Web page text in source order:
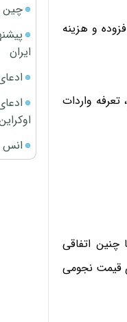
و هزینه
واردات
اتفاقی
قیمت نجومی
چین
ایران
انس